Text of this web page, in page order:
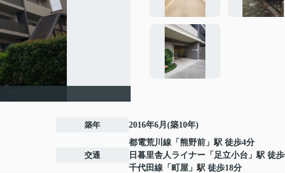
築年 2016年6月(築10年)
交通
都電荒川線 「 熊野前 」駅 徒歩4分
日暮里舎人ライナー 「 足立小台 」駅 徒
千代田線 「 町屋 」駅 徒歩18分